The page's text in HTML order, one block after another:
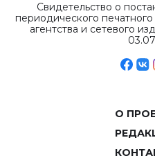
Свидетельство о
периодического
агентства и сетевого
О